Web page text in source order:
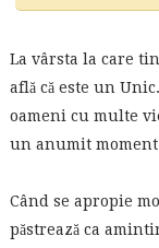
La vârsta la care
află că este un
oameni cu multe
un anumit moment
Când se apropie
păstrează ca